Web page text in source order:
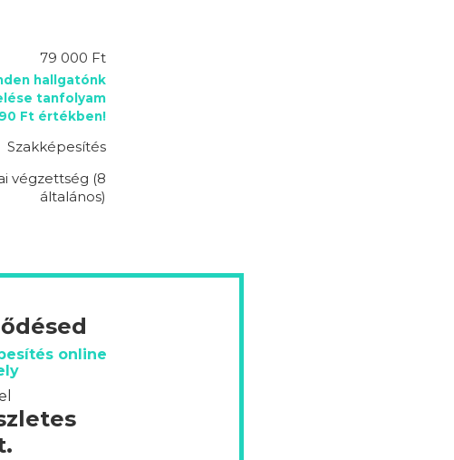
79 000 Ft
hallgatónk
tanfolyam
Ft értékben!
Szakképesítés
végzettség (8
általános)
online